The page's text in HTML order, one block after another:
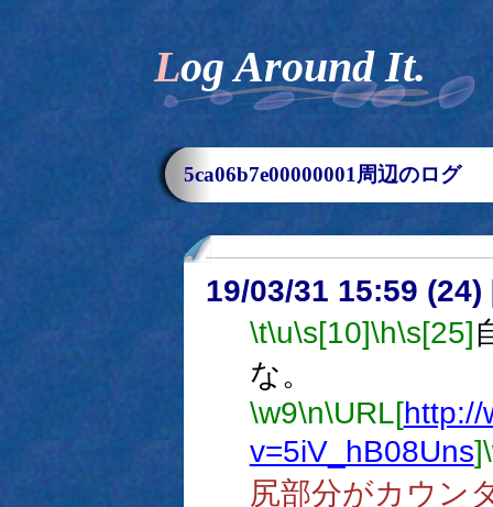
Log Around It.
5ca06b7e00000001周辺のログ
19/03/31 15:59 (24)
\t\u\s[10]\h\s[25]
な。
\w9\n\URL[http://
v=5iV_hB08Uns]
尻部分がカウン